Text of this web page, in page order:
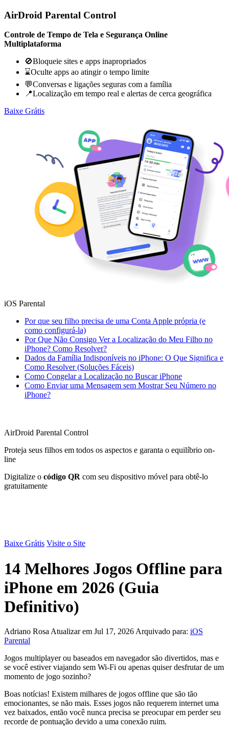
AirDroid Parental Control
Controle de Tempo de Tela e Segurança Online
Multiplataforma
🚫Bloqueie sites e apps inapropriados
⌛Oculte apps ao atingir o tempo limite
💬Conversas e ligações seguras com a família
📍Localização em tempo real e alertas de cerca geográfica
Baixe Grátis
iOS Parental
Por que seu filho precisa de uma Conta Apple própria (e
como configurá-la)
Por Que Não Consigo Ver a Localização do Meu Filho no
iPhone? Como Resolver?
Dados da Família Indisponíveis no iPhone: O Que Significa e
Como Resolver (Soluções Fáceis)
Como Congelar a Localização no Buscar iPhone
Como Enviar uma Mensagem sem Mostrar Seu Número no
iPhone?
AirDroid Parental Control
Proteja seus filhos em todos os aspectos e garanta o equilíbrio on-
line
Digitalize o código QR com seu dispositivo móvel para obtê-lo
gratuitamente
Baixe Grátis Visite o Site
14 Melhores Jogos Offline para
iPhone em 2026 (Guia
Definitivo)
Adriano Rosa Atualizar em Jul 17, 2026 Arquivado para: iOS
Parental
Jogos multiplayer ou baseados em navegador são divertidos, mas e
se você estiver viajando sem Wi-Fi ou apenas quiser desfrutar de um
momento de jogo sozinho?
Boas notícias! Existem milhares de jogos offline que são tão
emocionantes, se não mais. Esses jogos não requerem internet uma
vez baixados, então você nunca precisa se preocupar em perder seu
recorde de pontuação devido a uma conexão ruim.